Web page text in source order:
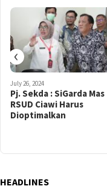
July 26, 2024
Pj. Sekda : SiGarda Mas
RSUD Ciawi Harus
Dioptimalkan
‹
HEADLINES